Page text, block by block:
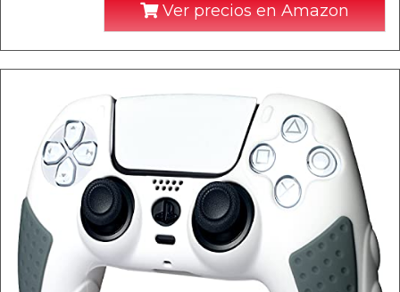
Ver precios en Amazon